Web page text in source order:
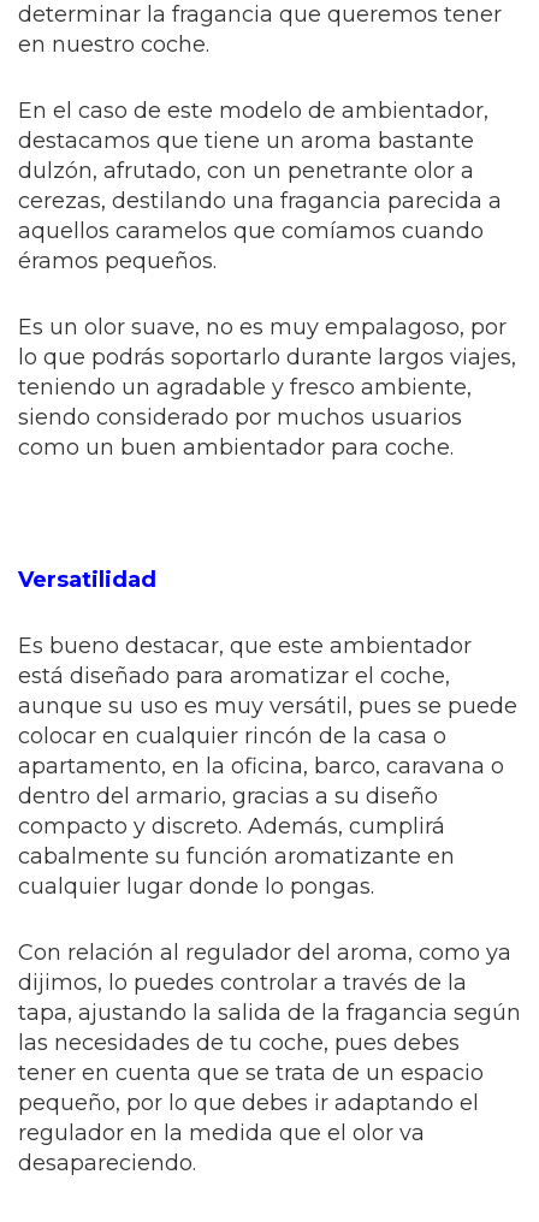
determinar la fragancia que queremos tener
en nuestro coche.
En el caso de este modelo de ambientador,
destacamos que tiene un aroma bastante
dulzón, afrutado, con un penetrante olor a
cerezas, destilando una fragancia parecida a
aquellos caramelos que comíamos cuando
éramos pequeños.
Es un olor suave, no es muy empalagoso, por
lo que podrás soportarlo durante largos viajes,
teniendo un agradable y fresco ambiente,
siendo considerado por muchos usuarios
como un buen ambientador para coche.
Versatilidad
Es bueno destacar, que este ambientador
está diseñado para aromatizar el coche,
aunque su uso es muy versátil, pues se puede
colocar en cualquier rincón de la casa o
apartamento, en la oficina, barco, caravana o
dentro del armario, gracias a su diseño
compacto y discreto. Además, cumplirá
cabalmente su función aromatizante en
cualquier lugar donde lo pongas.
Con relación al regulador del aroma, como ya
dijimos, lo puedes controlar a través de la
tapa, ajustando la salida de la fragancia según
las necesidades de tu coche, pues debes
tener en cuenta que se trata de un espacio
pequeño, por lo que debes ir adaptando el
regulador en la medida que el olor va
desapareciendo.